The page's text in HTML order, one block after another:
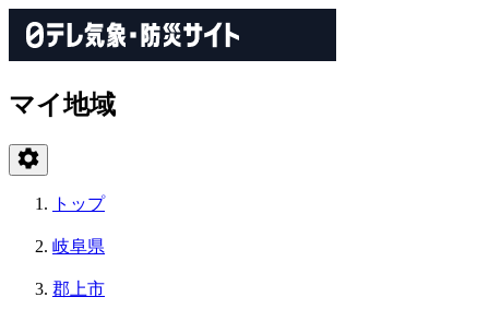
マイ地域
トップ
岐阜県
郡上市